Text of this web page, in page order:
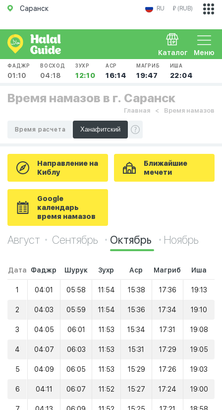
Саранск RU ₽ (RUB)
Меню
Каталог
ФАДЖР
01:10
ВОСХОД
04:18
ЗУХР
12:10
АСР
16:14
МАГРИБ
19:47
ИША
22:04
Время намазов в г. Саранск
Главная Время намазов
Время расчета
Направление на
Киблу
Ближайшие
мечети
Google
календарь
время намазов
Август Сентябрь Октябрь Ноябрь
Дата Фаджр Шурук Зухр Аср Магриб Иша
1 04:01 05:58 11:54 15:38 17:36 19:13
2 04:03 05:59 11:54 15:36 17:34 19:10
3 04:05 06:01 11:53 15:34 17:31 19:08
4 04:07 06:03 11:53 15:31 17:29 19:05
5 04:09 06:05 11:53 15:29 17:26 19:03
6 04:11 06:07 11:52 15:27 17:24 19:00